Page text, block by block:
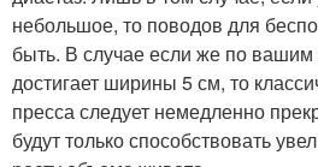
небольшое, то поводов для
быть. В случае если же по
достигает ширины 5 см, то
пресса следует немедленно
будут только способствовать